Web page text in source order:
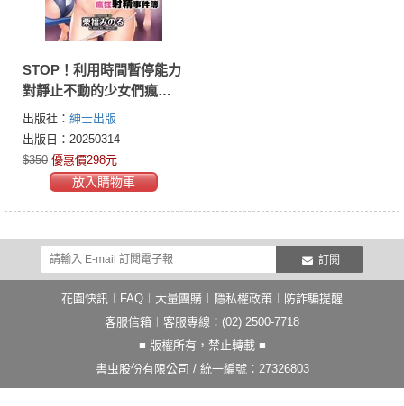
STOP！利用時間暫停能力
對靜止不動的少女們瘋狂
射精事件簿(全)
出版社： 紳士出版
出版日：20250314
$350 優惠價298元
放入購物車
訂閱
花園快訊 FAQ 大量團購 隱私權政策
防詐騙提醒
客服信箱 ︱客服專線：(02) 2500-7718
■ 版權所有，禁止轉載 ■
書虫股份有限公司 / 統一編號：27326803